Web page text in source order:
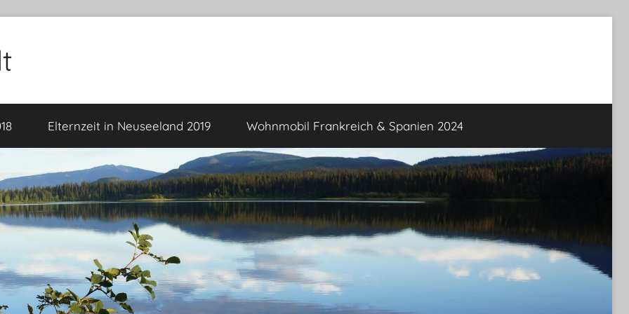
Elternzeit in Neuseeland 2019 Wohnmobil Frankreich & Spanien 2024